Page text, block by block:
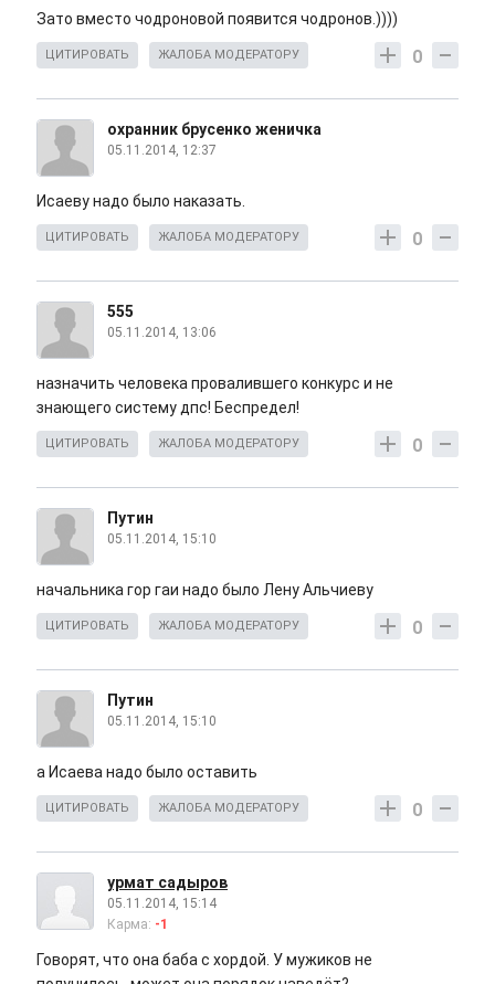
Зато вместо чодроновой появится чодронов.))))
0
ЦИТИРОВАТЬ ЖАЛОБА МОДЕРАТОРУ
охранник брусенко женичка
05.11.2014, 12:37
Исаеву надо было наказать.
0
ЦИТИРОВАТЬ ЖАЛОБА МОДЕРАТОРУ
555
05.11.2014, 13:06
назначить человека провалившего конкурс и не
знающего систему дпс! Беспредел!
0
ЦИТИРОВАТЬ ЖАЛОБА МОДЕРАТОРУ
Путин
05.11.2014, 15:10
начальника гор гаи надо было Лену Альчиеву
0
ЦИТИРОВАТЬ ЖАЛОБА МОДЕРАТОРУ
Путин
05.11.2014, 15:10
а Исаева надо было оставить
0
ЦИТИРОВАТЬ ЖАЛОБА МОДЕРАТОРУ
урмат садыров
05.11.2014, 15:14
Карма: -1
Говорят, что она баба с хордой. У мужиков не